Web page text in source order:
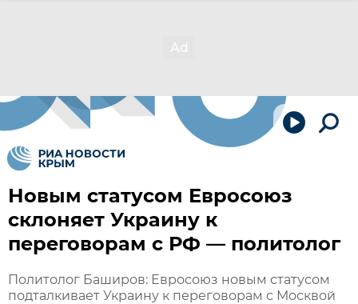
Новым статусом Евросоюз
склоняет Украину к
переговорам с РФ — политолог
Политолог Баширов: Евросоюз новым статусом
подталкивает Украину к переговорам с Москвой